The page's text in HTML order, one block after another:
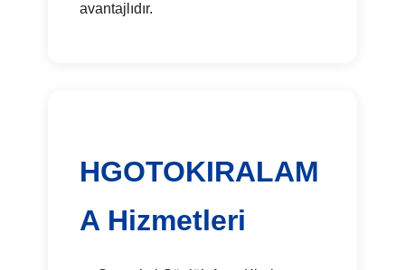
avantajlıdır.
HGOTOKIRALAM
A Hizmetleri